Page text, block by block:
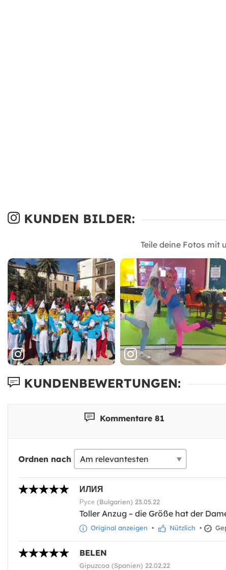
KUNDEN BILDER:
Teile deine Fotos mit
KUNDENBEWERTUNGEN:
Kommentare 81
Ordnen nach
ИЛИЯ
Русе (Bulgarien) 23.05.22
Toller Anzug – die Größe hat der
Original anzeigen • Nützlich •
BELEN
Gipuzcoa (Spanien) 22.02.22